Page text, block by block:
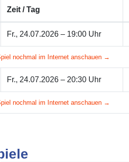
Zeit / Tag
Fr., 24.07.2026 – 19:00 Uhr
nochmal im Internet anschauen →
Fr., 24.07.2026 – 20:30 Uhr
nochmal im Internet anschauen →